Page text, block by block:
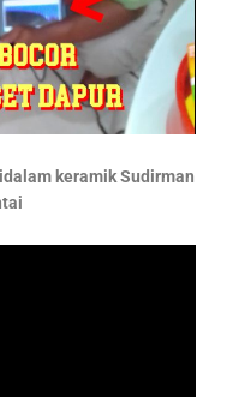
keramik Sudirman